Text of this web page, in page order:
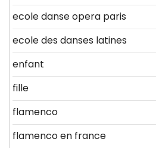
ecole danse opera paris
ecole des danses latines
enfant
fille
flamenco
flamenco en france